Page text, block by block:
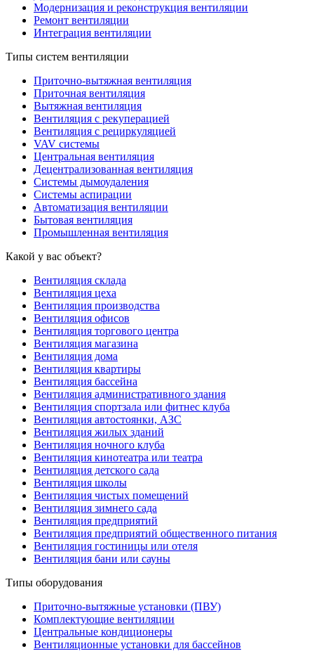
Модернизация и реконструкция вентиляции
Ремонт вентиляции
Интеграция вентиляции
Типы систем вентиляции
Приточно-вытяжная вентиляция
Приточная вентиляция
Вытяжная вентиляция
Вентиляция с рекуперацией
Вентиляция с рециркуляцией
VAV системы
Центральная вентиляция
Децентрализованная вентиляция
Системы дымоудаления
Системы аспирации
Автоматизация вентиляции
Бытовая вентиляция
Промышленная вентиляция
Какой у вас объект?
Вентиляция склада
Вентиляция цеха
Вентиляция производства
Вентиляция офисов
Вентиляция торгового центра
Вентиляция магазина
Вентиляция дома
Вентиляция квартиры
Вентиляция бассейна
Вентиляция административного здания
Вентиляция спортзала или фитнес клуба
Вентиляция автостоянки, АЗС
Вентиляция жилых зданий
Вентиляция ночного клуба
Вентиляция кинотеатра или театра
Вентиляция детского сада
Вентиляция школы
Вентиляция чистых помещений
Вентиляция зимнего сада
Вентиляция предприятий
Вентиляция предприятий общественного питания
Вентиляция гостиницы или отеля
Вентиляция бани или сауны
Типы оборудования
Приточно-вытяжные установки (ПВУ)
Комплектующие вентиляции
Центральные кондиционеры
Вентиляционные установки для бассейнов